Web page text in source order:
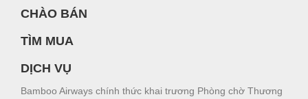
CHÀO BÁN
TÌM MUA
DỊCH VỤ
Bamboo Airways chính thức khai trương Phòng chờ Thương